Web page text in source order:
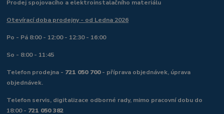
Prodej spojovacího a elektroinstalačního materiálu
Otevírací doba prodejny - od Ledna 2026
Po - Pá 8:00 - 12:00 - 12:30 - 16:00
So - 8:00 - 11:45
Telefon prodejna - 721 050 700- příprava objednávek, úprava
objednávek.
Telefon servis, digitalizace odborné rady, mimo pracovní dobu do
18:00 - 721 050 382